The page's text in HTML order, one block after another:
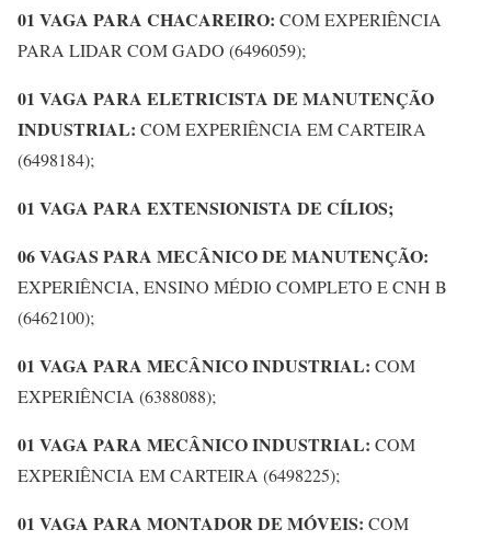
01 VAGA PARA CHACAREIRO: COM EXPERIÊNCIA
PARA LIDAR COM GADO (6496059);
01 VAGA PARA ELETRICISTA DE MANUTENÇÃO
INDUSTRIAL: COM EXPERIÊNCIA EM CARTEIRA
(6498184);
01 VAGA PARA EXTENSIONISTA DE CÍLIOS;
06 VAGAS PARA MECÂNICO DE MANUTENÇÃO:
EXPERIÊNCIA, ENSINO MÉDIO COMPLETO E CNH B
(6462100);
01 VAGA PARA MECÂNICO INDUSTRIAL: COM
EXPERIÊNCIA (6388088);
01 VAGA PARA MECÂNICO INDUSTRIAL: COM
EXPERIÊNCIA EM CARTEIRA (6498225);
01 VAGA PARA MONTADOR DE MÓVEIS: COM